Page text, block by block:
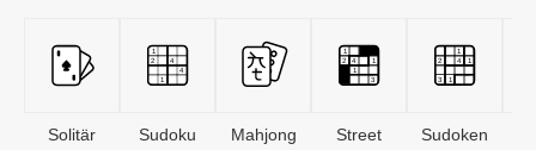
Solitär Sudoku Mahjong Street Sudoken